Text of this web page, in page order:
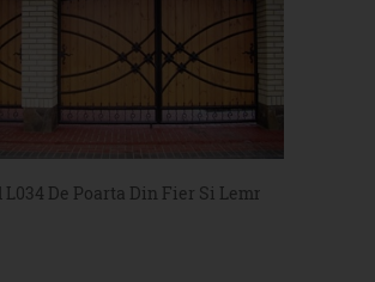
L034 De Poarta Din Fier Si Lemn